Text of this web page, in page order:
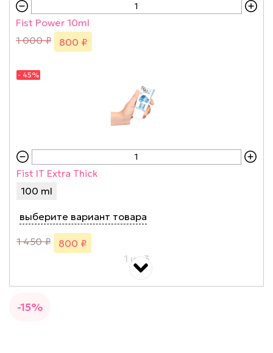
-15%
Fist Power 10ml
1 000 ₽
800 ₽
- 45%
Fist IT Extra Thick
100 ml
выберите вариант товара
1 450 ₽
800 ₽
1 из 3